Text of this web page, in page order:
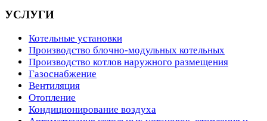
УСЛУГИ
Котельные установки
Производство блочно-модульных котельных
Производство котлов наружного размещения
Газоснабжение
Вентиляция
Отопление
Кондиционирование воздуха